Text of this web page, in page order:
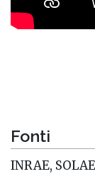
Fonti
INRAE,